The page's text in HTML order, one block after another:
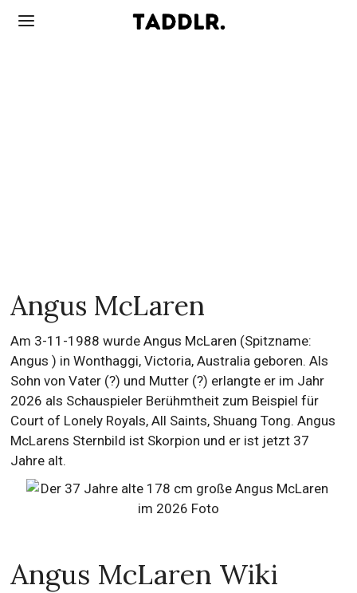
Angus McLaren
Am 3-11-1988 wurde Angus McLaren (Spitzname:
Angus ) in Wonthaggi, Victoria, Australia geboren. Als
Sohn von Vater (?) und Mutter (?) erlangte er im Jahr
2026 als Schauspieler Berühmtheit zum Beispiel für
Court of Lonely Royals, All Saints, Shuang Tong. Angus
McLarens Sternbild ist Skorpion und er ist jetzt 37
Jahre alt.
Angus McLaren Wiki